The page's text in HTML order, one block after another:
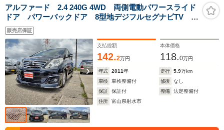
アルファード 2.4 240G 4WD 両側電動パワースライド
ドア パワーバックドア 8型地デジフルセグナビTV パ
ノラミックビューモニター 純正電動9型後席モニター
HIDヘッドランプ クルーズコントロール パワーシー
ト 8人乗り
販売店保証
支払総額
142.2万円
本体価格
118.0万円
年式 2011年 走行 5.9万km
車検
車検整備付 修復
なし
保証
保証付 整備
法定整備付
住所
富山県射水市